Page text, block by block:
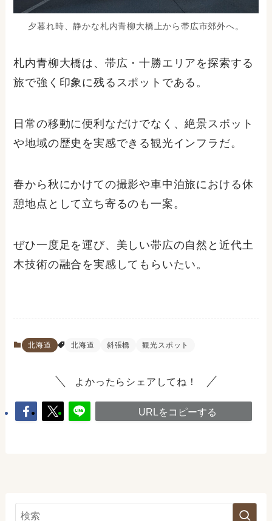
夕暮れ時、静かな札内青柳大橋上から帯広市郊外へ。
札内青柳大橋は、帯広・十勝エリアを探索する
旅で強く印象に残るスポットである。
日常の移動に便利なだけでなく、絶景スポット
や地域の歴史を実感できる観光インフラだ。
春から秋にかけての撮影や車中泊旅における休
憩地点として立ち寄るのも一案。
ぜひ一度足を運び、美しい帯広の自然と近代土
木技術の融合を実感してもらいたい。
北海道 北海道 斜張橋 観光スポット
よかったらシェアしてね！
URLをコピーする